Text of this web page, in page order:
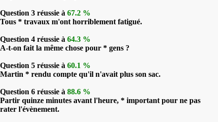
Question 3 réussie à 67.2 %
Tous * travaux m'ont horriblement fatigué.
Question 4 réussie à 64.3 %
A-t-on fait la même chose pour * gens ?
Question 5 réussie à 60.1 %
Martin * rendu compte qu'il n'avait plus son sac.
Question 6 réussie à 88.6 %
Partir quinze minutes avant l'heure, * important pour ne pas
rater l'évènement.